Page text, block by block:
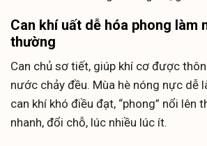
Can khí uất dễ hóa phong làm
thường
Can chủ sơ tiết, giúp khí cơ được
nước chảy đều. Mùa hè nóng nực dễ
can khí khó điều đạt, “phong” nổi lên
nhanh, đổi chỗ, lúc nhiều lúc ít.